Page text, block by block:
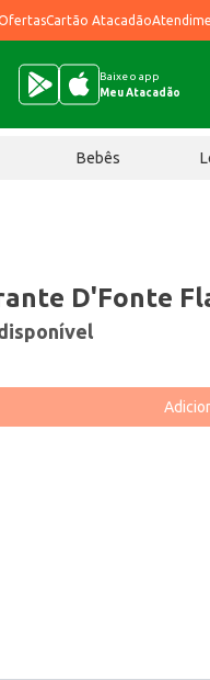
Cartão Atacadão
Baixe o app
Meu Atacadão
Bebês
D'Fonte